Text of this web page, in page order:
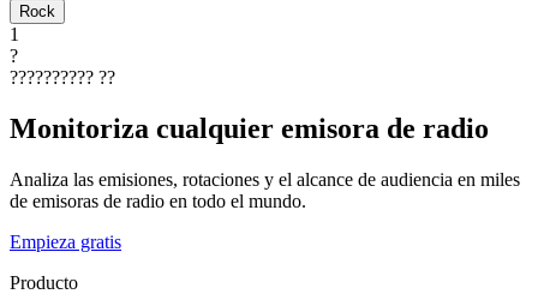
Rock
1
?
?????????? ??
Monitoriza cualquier emisora de radio
Analiza las emisiones, rotaciones y el alcance de audiencia en miles
de emisoras de radio en todo el mundo.
Empieza gratis
Producto